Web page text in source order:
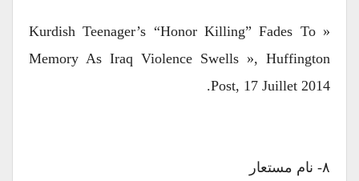
« Kurdish Teenager’s “honor Killing” Fades To
Memory As Iraq Violence Swells », Huffington
Post, 17 Juillet 2014.